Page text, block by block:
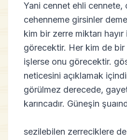
Yani cennet ehli cennete,
cehenneme girsinler
kim bir zerre miktarı
görecektir. Her kim de bir
işlerse onu görecektir.
neticesini açıklamak
görülmez derecede,
karıncadır. Güneşin
sezilebilen zerreciklere